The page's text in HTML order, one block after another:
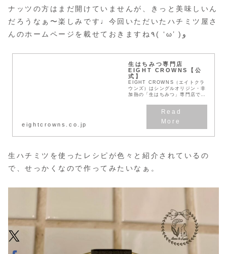
ナッツの方はまだ開けていませんが、きっと美味しいん
だろうなぁ〜楽しみです♩今回いただいたハチミツ屋さ
んのホームページを載せておきますね٩( ‘ω’ )و
生はちみつ専門店
EIGHT CROWNS【公
式】
EIGHT CROWNS（エイトクラ
ウンズ）はシングルオリジン・非
加熱の「生はちみつ」専門店で
蜜や、世界大会で金賞を受賞した
こともある、ハチ...
eightcrowns.co.jp
生ハチミツを使ったレシピが色々と紹介されているの
で、せっかくなので作ってみたいなぁ。